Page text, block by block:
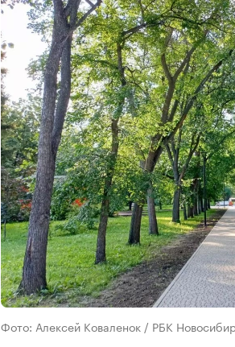
Фото: Алексей Коваленок / РБК